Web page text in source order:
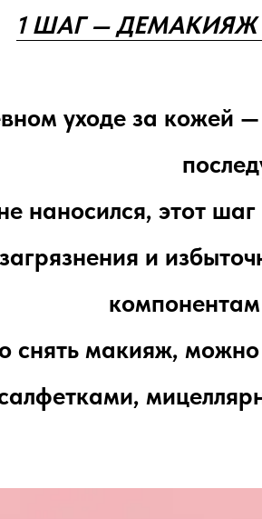
1 ШАГ —
уходе за кожей
наносился, этот
и
снять макияж,